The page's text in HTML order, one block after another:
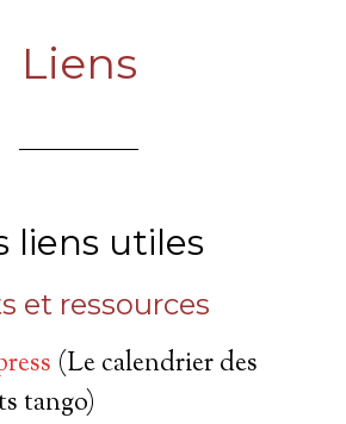
Liens
liens utiles
et ressources
(Le calendrier des
tango)